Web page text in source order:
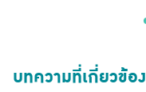
บทความที่เกี่ยวข้อ